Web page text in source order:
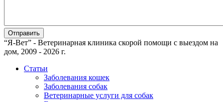
“Я-Вет” - Ветеринарная клиника скорой помощи с выездом на
дом, 2009 - 2026 г.
Статьи
Заболевания кошек
Заболевания собак
Ветеринарные услуги для собак